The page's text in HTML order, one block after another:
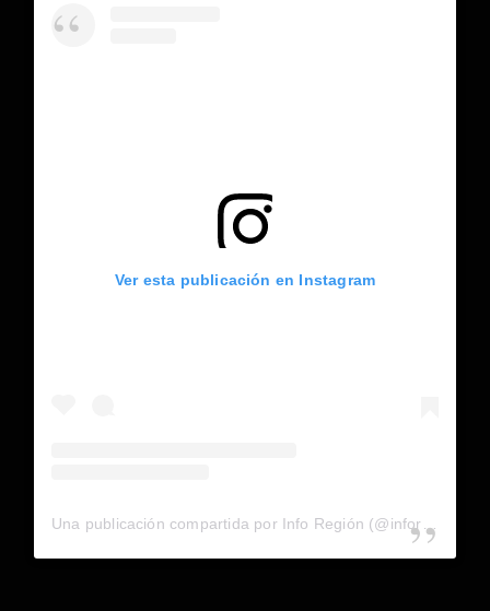
Ver esta publicación en Instagram
Una publicación compartida por Info Región (@inforegion_redes)